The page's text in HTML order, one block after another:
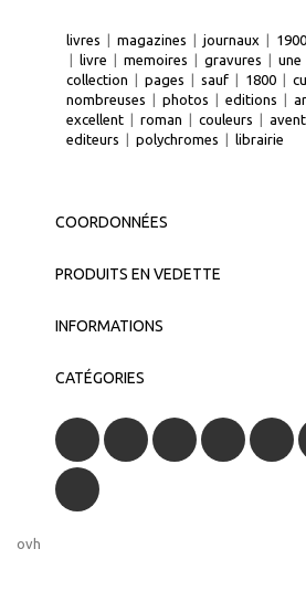
livres | magazines | journaux | 1900
| livre | memoires | gravures | une
collection | pages | sauf | 1800 |
nombreuses | photos | editions |
excellent | roman | couleurs |
editeurs | polychromes | librairie
COORDONNÉES
PRODUITS EN VEDETTE
INFORMATIONS
CATÉGORIES
ovh